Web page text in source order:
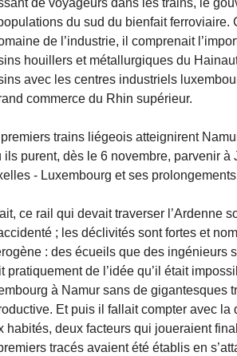
de voyageurs dans les trains, le
du sud du bienfait
de l’industrie, il comprenait
houillers et métallurgiques du
avec les centres industriels
commerce du Rhin supérieur.
premiers trains liégeois atteignirent
ils purent, dès le 6 novembre, parvenir
- Luxembourg et ses
ce rail qui devait traverser l’Ardenne
; les déclivités sont fortes et
: des écueils que des ingénieurs
pratiquement de l’idée qu’il était
à Namur sans de gigantesques
Et puis il fallait compter avec
habités, deux facteurs qui joueraient
tracés avaient été établis en